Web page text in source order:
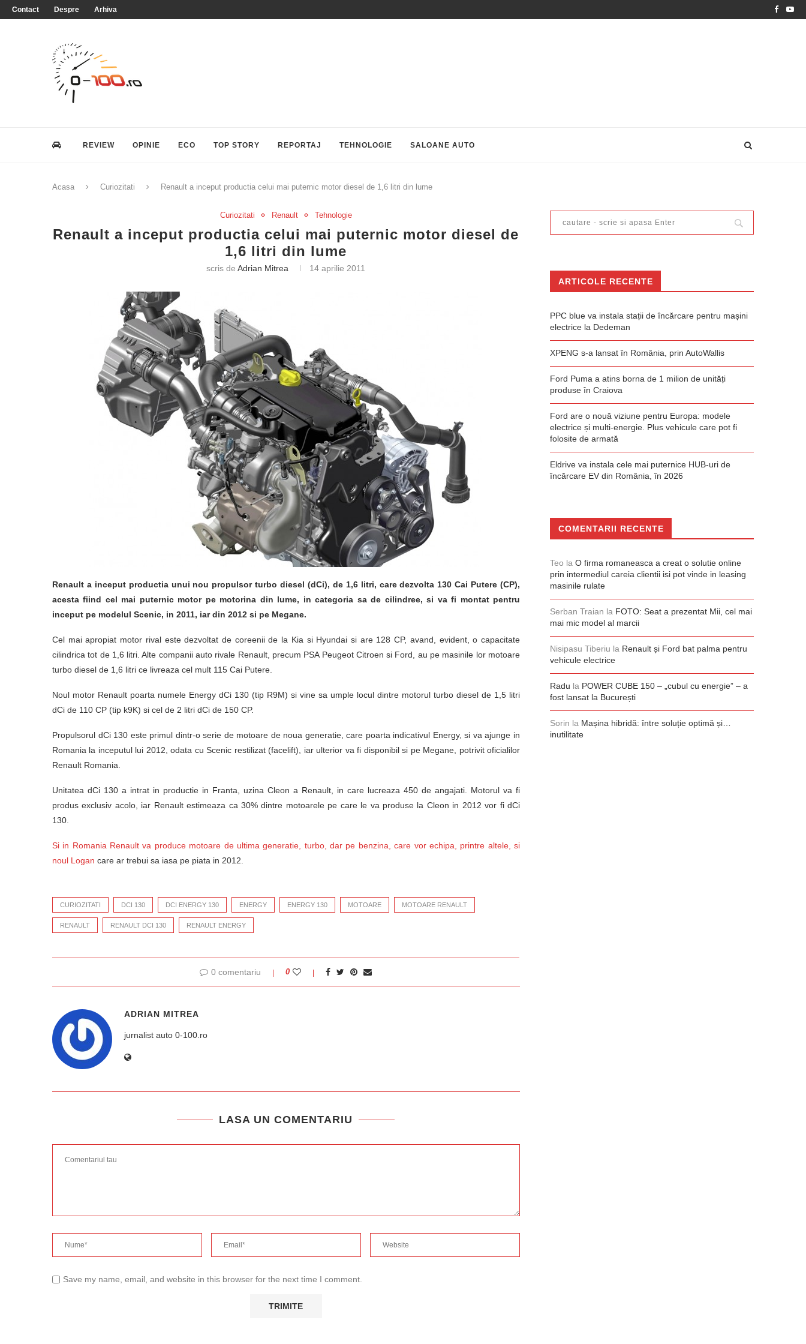
Contact Despre Arhiva
REVIEW OPINIE ECO TOP STORY REPORTAJ TEHNOLOGIE SALOANE AUTO
Acasa Curiozitati Renault a inceput productia celui mai puternic motor diesel de 1,6 litri din lume
Curiozitati Renault Tehnologie
Renault a inceput productia celui mai puternic motor diesel de
1,6 litri din lume
scris deAdrian Mitrea 14 aprilie 2011
Renault a inceput productia unui nou propulsor turbo diesel (dCi), de 1,6 litri, care dezvolta 130 Cai Putere (CP),
acesta fiind cel mai puternic motor pe motorina din lume, in categoria sa de cilindree, si va fi montat pentru
inceput pe modelul Scenic, in 2011, iar din 2012 si pe Megane.
Cel mai apropiat motor rival este dezvoltat de coreenii de la Kia si Hyundai si are 128 CP, avand, evident, o capacitate
cilindrica tot de 1,6 litri. Alte companii auto rivale Renault, precum PSA Peugeot Citroen si Ford, au pe masinile lor motoare
turbo diesel de 1,6 litri ce livreaza cel mult 115 Cai Putere.
Noul motor Renault poarta numele Energy dCi 130 (tip R9M) si vine sa umple locul dintre motorul turbo diesel de 1,5 litri
dCi de 110 CP (tip k9K) si cel de 2 litri dCi de 150 CP.
Propulsorul dCi 130 este primul dintr-o serie de motoare de noua generatie, care poarta indicativul Energy, si va ajunge in
Romania la inceputul lui 2012, odata cu Scenic restilizat (facelift), iar ulterior va fi disponibil si pe Megane, potrivit oficialilor
Renault Romania.
Unitatea dCi 130 a intrat in productie in Franta, uzina Cleon a Renault, in care lucreaza 450 de angajati. Motorul va fi
produs exclusiv acolo, iar Renault estimeaza ca 30% dintre motoarele pe care le va produse la Cleon in 2012 vor fi dCi
130.
Si in Romania Renault va produce motoare de ultima generatie, turbo, dar pe benzina, care vor echipa, printre altele, si
noul Logan care ar trebui sa iasa pe piata in 2012.
CURIOZITATI DCI 130 DCI ENERGY 130 ENERGY ENERGY 130 MOTOARE MOTOARE RENAULT
RENAULT RENAULT DCI 130 RENAULT ENERGY
0 comentariu 0
ADRIAN MITREA
jurnalist auto 0-100.ro
LASA UN COMENTARIU
Save my name, email, and website in this browser for the next time I comment.
ARTICOLE RECENTE
PPC blue va instala stații de încărcare pentru mașini
electrice la Dedeman
XPENG s-a lansat în România, prin AutoWallis
Ford Puma a atins borna de 1 milion de unități
produse în Craiova
Ford are o nouă viziune pentru Europa: modele
electrice și multi-energie. Plus vehicule care pot fi
folosite de armată
Eldrive va instala cele mai puternice HUB-uri de
încărcare EV din România, în 2026
COMENTARII RECENTE
Teo la O firma romaneasca a creat o solutie online
prin intermediul careia clientii isi pot vinde in leasing
masinile rulate
Serban Traian la FOTO: Seat a prezentat Mii, cel mai
mai mic model al marcii
Nisipasu Tiberiu la Renault și Ford bat palma pentru
vehicule electrice
Radu la POWER CUBE 150 – „cubul cu energie” – a
fost lansat la București
Sorin la Mașina hibridă: între soluție optimă și…
inutilitate